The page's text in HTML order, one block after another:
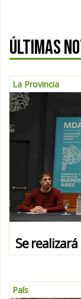
ÚLTIMAS
La Provincia
Se
País